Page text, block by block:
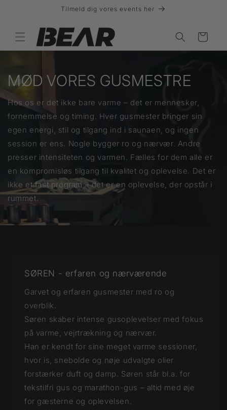
Tilmeld dig vores events her
Indkøbskurv
MØD VORES GUSMESTRE
Hos os er det ikke bare varme – det er mennesker,
fornemmelse og timing. Hver gusmester bringer sin
egen energi, stil og tilgang ind i saunaen, og ingen
session er ens. Nogle bygger ro og nærvær. Andre
presser intensiteten og varmen. Fælles for dem alle er
en kompromisløs tilgang til kvalitet og oplevelse. Det er
ikke et fast program – det er en oplevelse, der opstår i
rummet.
SØREN - erfaren og nærværende
Garvet og erfaren gusmester med ro og
overblik.
Søren skaber intense gusoplevelser med fokus
på varme, vejrtrækning og nærvær.
Han er kendt for sine meget varme sessioner,
hvor is, snebolde og nøje udvalgte olier
forstærker duft og damp. Søren står bl.a. for
tekstilfri gus og marathon-gus – altid med øje
for gæsterne og oplevelsen.